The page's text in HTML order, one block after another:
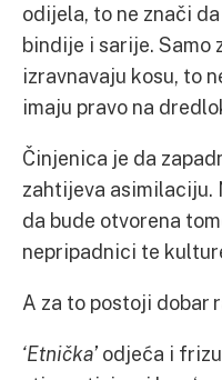
odijela, to ne znači
bindije i sarije. Samo
izravnavaju kosu, to
imaju pravo na
Činjenica je da
zahtijeva asimilaciju.
da bude otvorena
nepripadnici te
A za to postoji dobar
‘Etnička’ odjeća i